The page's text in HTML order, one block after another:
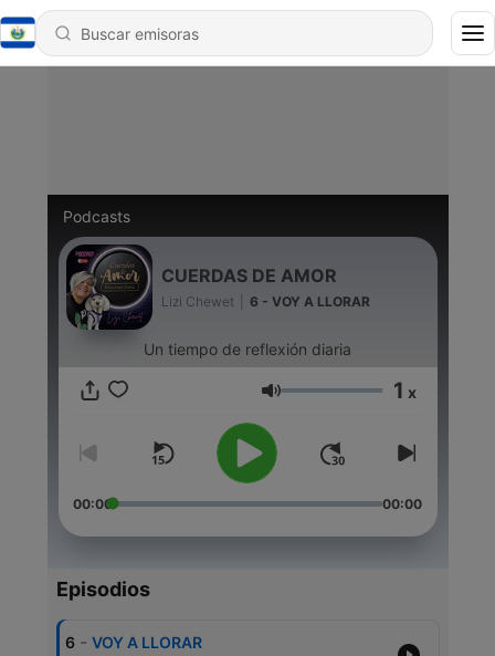
Podcasts
CUERDAS DE AMOR
Lizi Chewet 6 - VOY A LLORAR
Un tiempo de reflexión diaria
Volumen 1 x
00:00 00:00
Episodios
6 - VOY A LLORAR